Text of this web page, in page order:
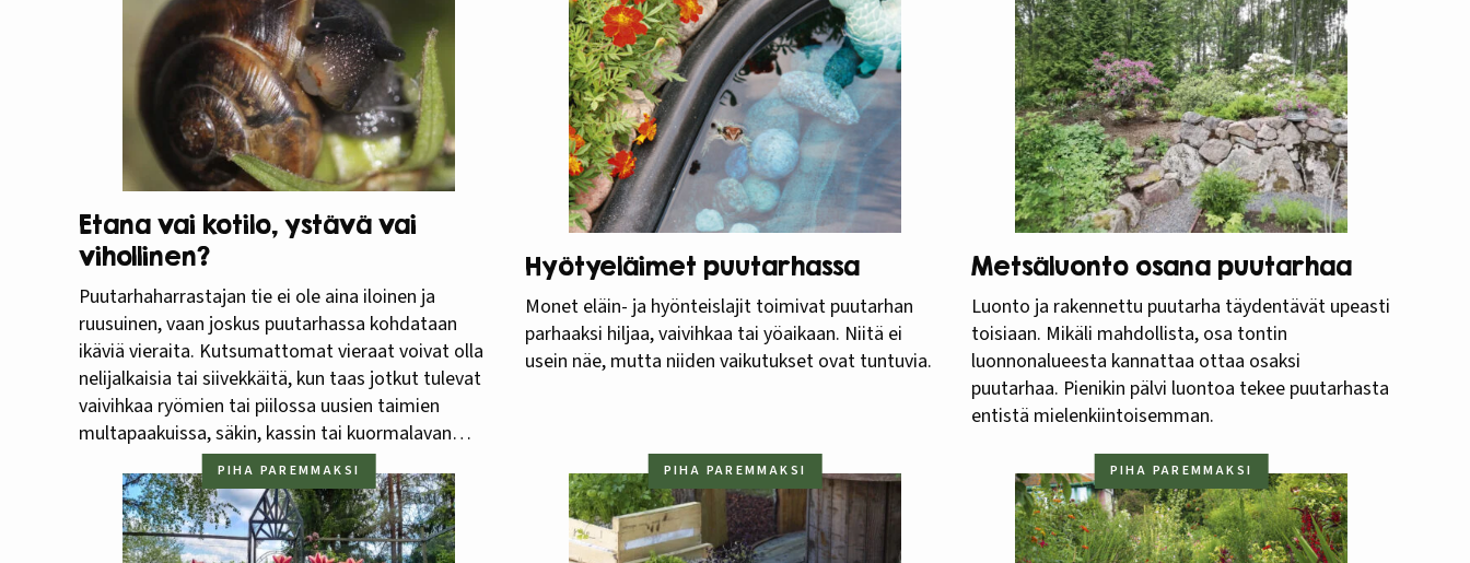
Etana vai kotilo, ystävä vai
vihollinen?
Puutarhaharrastajan tie ei ole aina iloinen ja
ruusuinen, vaan joskus puutarhassa kohdataan
ikäviä vieraita. Kutsumattomat vieraat voivat olla
nelijalkaisia tai siivekkäitä, kun taas jotkut tulevat
vaivihkaa ryömien tai piilossa uusien taimien
multapaakuissa, säkin, kassin tai kuormalavan
kyljessä. Varsinaisia Troijan hevosia.
Hyötyeläimet puutarhassa
Monet eläin- ja hyönteislajit toimivat puutarhan
parhaaksi hiljaa, vaivihkaa tai yöaikaan. Niitä ei
usein näe, mutta niiden vaikutukset ovat tuntuvia.
Metsäluonto osana puutarhaa
Luonto ja rakennettu puutarha täydentävät upeasti
toisiaan. Mikäli mahdollista, osa tontin
luonnonalueesta kannattaa ottaa osaksi
puutarhaa. Pienikin pälvi luontoa tekee puutarhasta
entistä mielenkiintoisemman.
PIHA PAREMMAKSI PIHA PAREMMAKSI PIHA PAREMMAKSI